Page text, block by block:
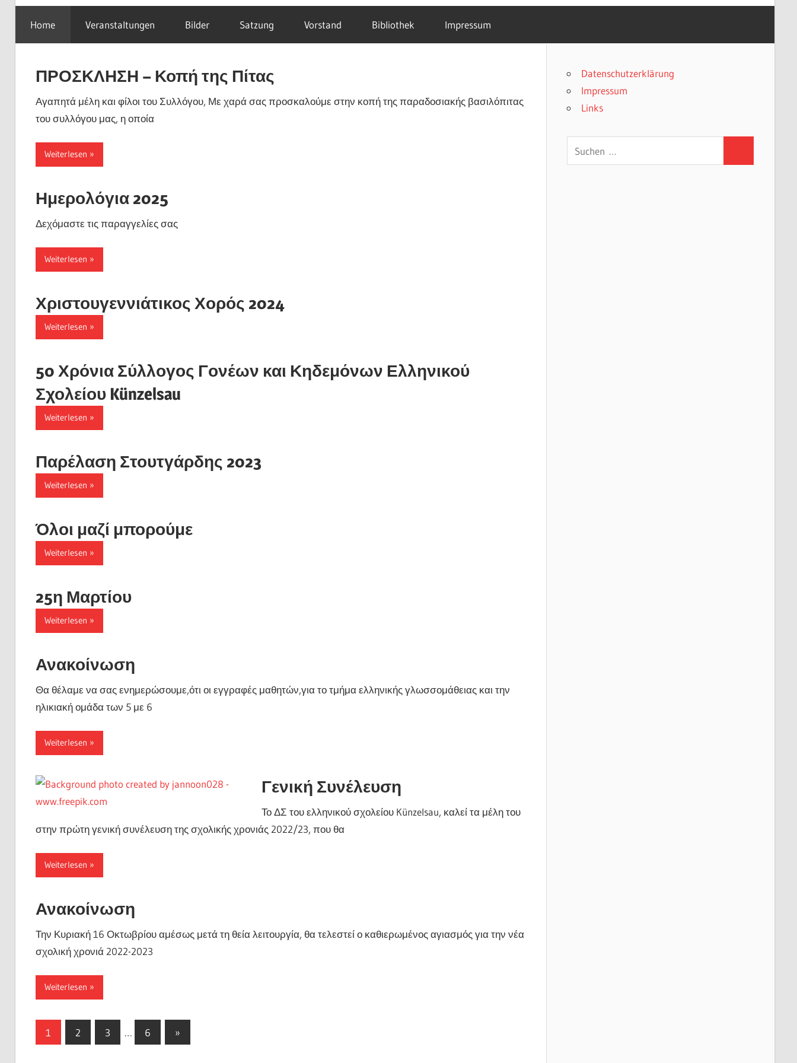
Home Veranstaltungen Bilder Satzung Vorstand Bibliothek Impressum
ΠΡΟΣΚΛΗΣΗ – Κοπή της Πίτας
Αγαπητά μέλη και φίλοι του Συλλόγου, Με χαρά σας προσκαλούμε στην κοπή της παραδοσιακής βασιλόπιτας
του συλλόγου μας, η οποία
Weiterlesen
Ημερολόγια 2025
Δεχόμαστε τις παραγγελίες σας
Weiterlesen
Χριστουγεννιάτικος Χορός 2024
Weiterlesen
50 Χρόνια Σύλλογος Γονέων και Κηδεμόνων Ελληνικού
Σχολείου Künzelsau
Weiterlesen
Παρέλαση Στουτγάρδης 2023
Weiterlesen
Όλοι μαζί μπορούμε
Weiterlesen
25η Μαρτίου
Weiterlesen
Ανακοίνωση
Θα θέλαμε να σας ενημερώσουμε,ότι οι εγγραφές μαθητών,για το τμήμα ελληνικής γλωσσομάθειας και την
ηλικιακή ομάδα των 5 με 6
Weiterlesen
Γενική Συνέλευση
Το ΔΣ του ελληνικού σχολείου Künzelsau, καλεί τα μέλη του
στην πρώτη γενική συνέλευση της σχολικής χρονιάς 2022/23, που θα
Weiterlesen
Ανακοίνωση
Την Κυριακή 16 Οκτωβρίου αμέσως μετά τη θεία λειτουργία, θα τελεστεί ο καθιερωμένος αγιασμός για την νέα
σχολική χρονιά 2022-2023
Weiterlesen
Seitennummerierung
1 2 3 … 6
Nächste
Beiträge
»
Datenschutzerklärung
Impressum
Links
nach: